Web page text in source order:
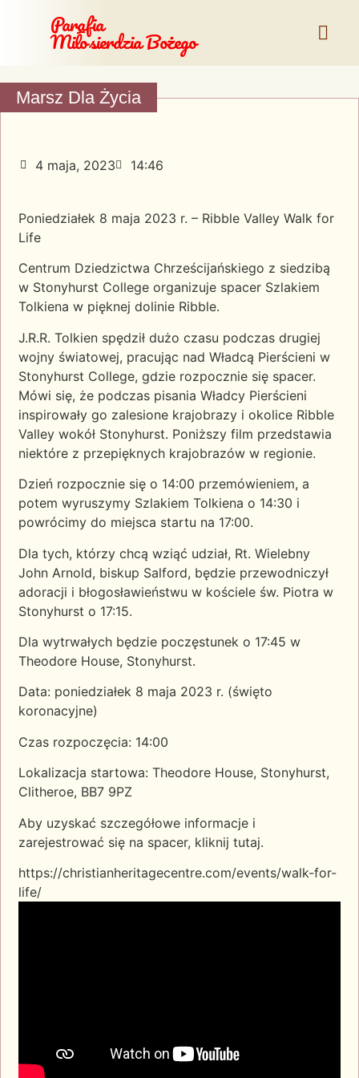
Parafia
Miłosierdzia Bożego
Marsz Dla Życia
4 maja, 2023 14:46
Poniedziałek 8 maja 2023 r. – Ribble Valley Walk for
Life
Centrum Dziedzictwa Chrześcijańskiego z siedzibą
w Stonyhurst College organizuje spacer Szlakiem
Tolkiena w pięknej dolinie Ribble.
J.R.R. Tolkien spędził dużo czasu podczas drugiej
wojny światowej, pracując nad Władcą Pierścieni w
Stonyhurst College, gdzie rozpocznie się spacer.
Mówi się, że podczas pisania Władcy Pierścieni
inspirowały go zalesione krajobrazy i okolice Ribble
Valley wokół Stonyhurst. Poniższy film przedstawia
niektóre z przepięknych krajobrazów w regionie.
Dzień rozpocznie się o 14:00 przemówieniem, a
potem wyruszymy Szlakiem Tolkiena o 14:30 i
powrócimy do miejsca startu na 17:00.
Dla tych, którzy chcą wziąć udział, Rt. Wielebny
John Arnold, biskup Salford, będzie przewodniczył
adoracji i błogosławieństwu w kościele św. Piotra w
Stonyhurst o 17:15.
Dla wytrwałych będzie poczęstunek o 17:45 w
Theodore House, Stonyhurst.
Data: poniedziałek 8 maja 2023 r. (święto
koronacyjne)
Czas rozpoczęcia: 14:00
Lokalizacja startowa: Theodore House, Stonyhurst,
Clitheroe, BB7 9PZ
Aby uzyskać szczegółowe informacje i
zarejestrować się na spacer, kliknij tutaj.
https://christianheritagecentre.com/events/walk-for-
life/